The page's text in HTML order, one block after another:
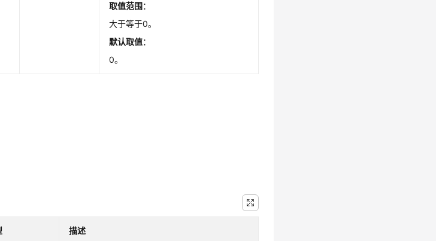
取值范围：
大于等于0。
默认取值：
0。
描述